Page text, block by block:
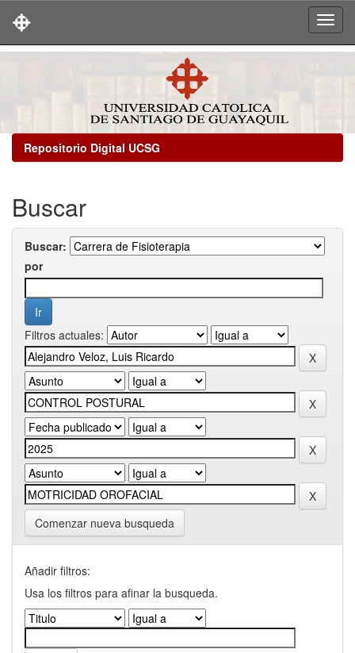
Repositorio Digital UCSG
Buscar
Buscar:
por
Filtros actuales:
Comenzar nueva busqueda
Añadir filtros:
Usa los filtros para afinar la busqueda.